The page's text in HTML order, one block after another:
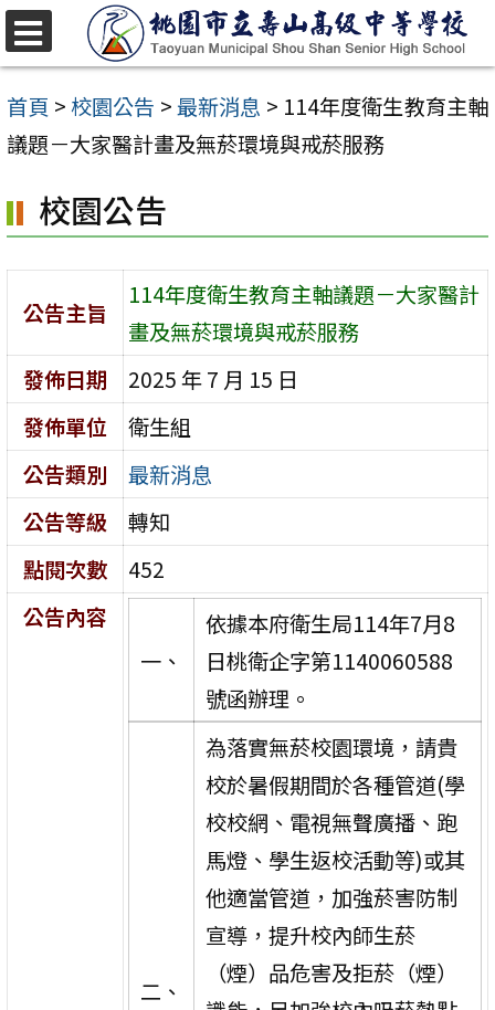
跳
至
主
要
容
區
首頁 >校園公告 >最新消息 > 114年度衛生教育主軸
議題－大家醫計畫及無菸環境與戒菸服務
校園公告
公告主旨
114年度衛生教育主軸議題－大家醫計
畫及無菸環境與戒菸服務
發佈日期
2025 年 7 月 15 日
發佈單位
衛生組
公告類別
最新消息
公告等級
轉知
點閱次數
452
公告內容
一、
依據本府衛生局114年7月8
日桃衛企字第1140060588
號函辦理。
二、
為落實無菸校園環境，請貴
校於暑假期間於各種管道(學
校校網、電視無聲廣播、跑
馬燈、學生返校活動等)或其
他適當管道，加強菸害防制
宣導，提升校內師生菸
（煙）品危害及拒菸（煙）
選
單